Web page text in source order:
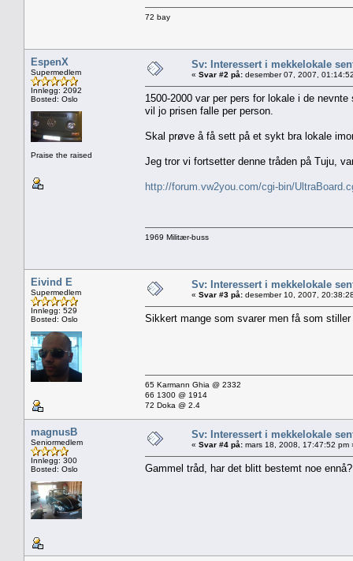
72 bay
EspenX
Supermedlem
Innlegg: 2092
Bosted: Oslo
Praise the raised
Sv: Interessert i mekkelokale
« Svar #2 på: desember 07, 2007,
1500-2000 var per pers for lokale i de
vil jo prisen falle per person.
Skal prøve å få sett på et sykt bra lokale
Jeg tror vi fortsetter denne tråden på Tuju,
http://forum.vw2you.com/cgi-bin/
1969 Militær-buss
Eivind E
Supermedlem
Innlegg: 529
Bosted: Oslo
Sv: Interessert i mekkelokale
« Svar #3 på: desember 10, 2007,
Sikkert mange som svarer men få som
65 Karmann Ghia @ 2332
66 1300 @ 1914
72 Doka @ 2.4
magnusB
Seniormedlem
Innlegg: 300
Bosted: Oslo
Sv: Interessert i mekkelokale
« Svar #4 på: mars 18, 2008, 17:47:52 pm
Gammel tråd, har det blitt bestemt noe